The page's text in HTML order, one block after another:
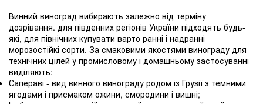
Винний виноград вибирають залежно від терміну
дозрівання. для південних регіонів України підходять будь-
які, для північних купувати варто ранні і надранні
морозостійкі сорти. За смаковими якостями винограду для
технічних цілей у промисловому і домашньому застосуванні
виділяють:
Сапераві - вид винного винограду родом із Грузії з темними
ягодами і присмаком ожини, смородини і вишні;